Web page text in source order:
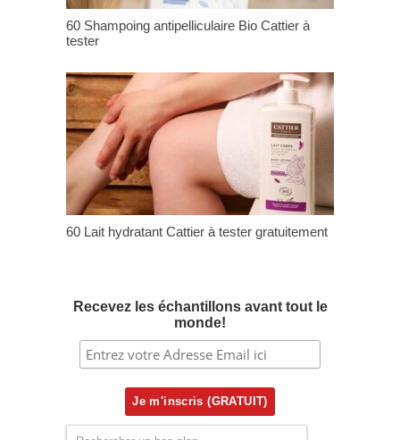
60 Shampoing antipelliculaire Bio Cattier à
tester
60 Lait hydratant Cattier à tester gratuitement
Recevez les échantillons avant tout le
monde!